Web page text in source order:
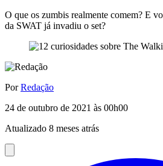
O que os zumbis realmente comem? E
da SWAT já invadiu o set?
PorRedação
24 de outubro de 2021 às 00h00
Atualizado 8 meses atrás